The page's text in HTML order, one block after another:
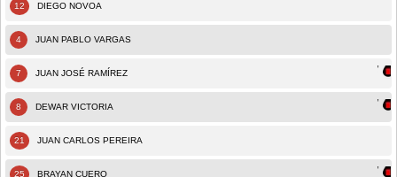
12 DIEGO NOVOA
4 JUAN PABLO VARGAS
7 JUAN JOSÉ RAMÍREZ
8 DEWAR VICTORIA
21 JUAN CARLOS PEREIRA
25 BRAYAN CUERO